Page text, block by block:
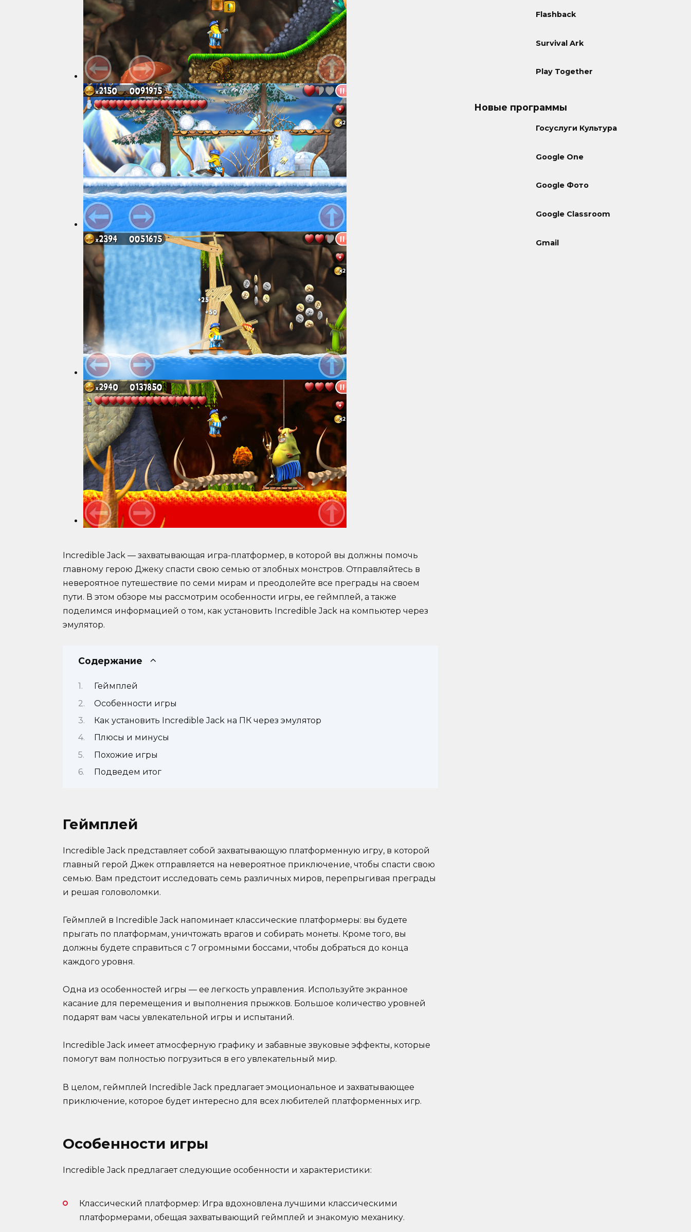
Incredible Jack — захватывающая игра-платформер, в которой вы должны помочь
главному герою Джеку спасти свою семью от злобных монстров. Отправляйтесь в
невероятное путешествие по семи мирам и преодолейте все преграды на своем
пути. В этом обзоре мы рассмотрим особенности игры, ее геймплей, а также
поделимся информацией о том, как установить Incredible Jack на компьютер через
эмулятор.
Содержание
Геймплей
Особенности игры
Как установить Incredible Jack на ПК через эмулятор
Плюсы и минусы
Похожие игры
Подведем итог
Геймплей
Incredible Jack представляет собой захватывающую платформенную игру, в которой
главный герой Джек отправляется на невероятное приключение, чтобы спасти свою
семью. Вам предстоит исследовать семь различных миров, перепрыгивая преграды
и решая головоломки.
Геймплей в Incredible Jack напоминает классические платформеры: вы будете
прыгать по платформам, уничтожать врагов и собирать монеты. Кроме того, вы
должны будете справиться с 7 огромными боссами, чтобы добраться до конца
каждого уровня.
Одна из особенностей игры — ее легкость управления. Используйте экранное
касание для перемещения и выполнения прыжков. Большое количество уровней
подарят вам часы увлекательной игры и испытаний.
Incredible Jack имеет атмосферную графику и забавные звуковые эффекты, которые
помогут вам полностью погрузиться в его увлекательный мир.
В целом, геймплей Incredible Jack предлагает эмоциональное и захватывающее
приключение, которое будет интересно для всех любителей платформенных игр.
Особенности игры
Incredible Jack предлагает следующие особенности и характеристики:
Классический платформер: Игра вдохновлена лучшими классическими
платформерами, обещая захватывающий геймплей и знакомую механику.
Flashback
Survival Ark
Play Together
Новые программы
Госуслуги Культура
Google One
Google Фото
Google Classroom
Gmail